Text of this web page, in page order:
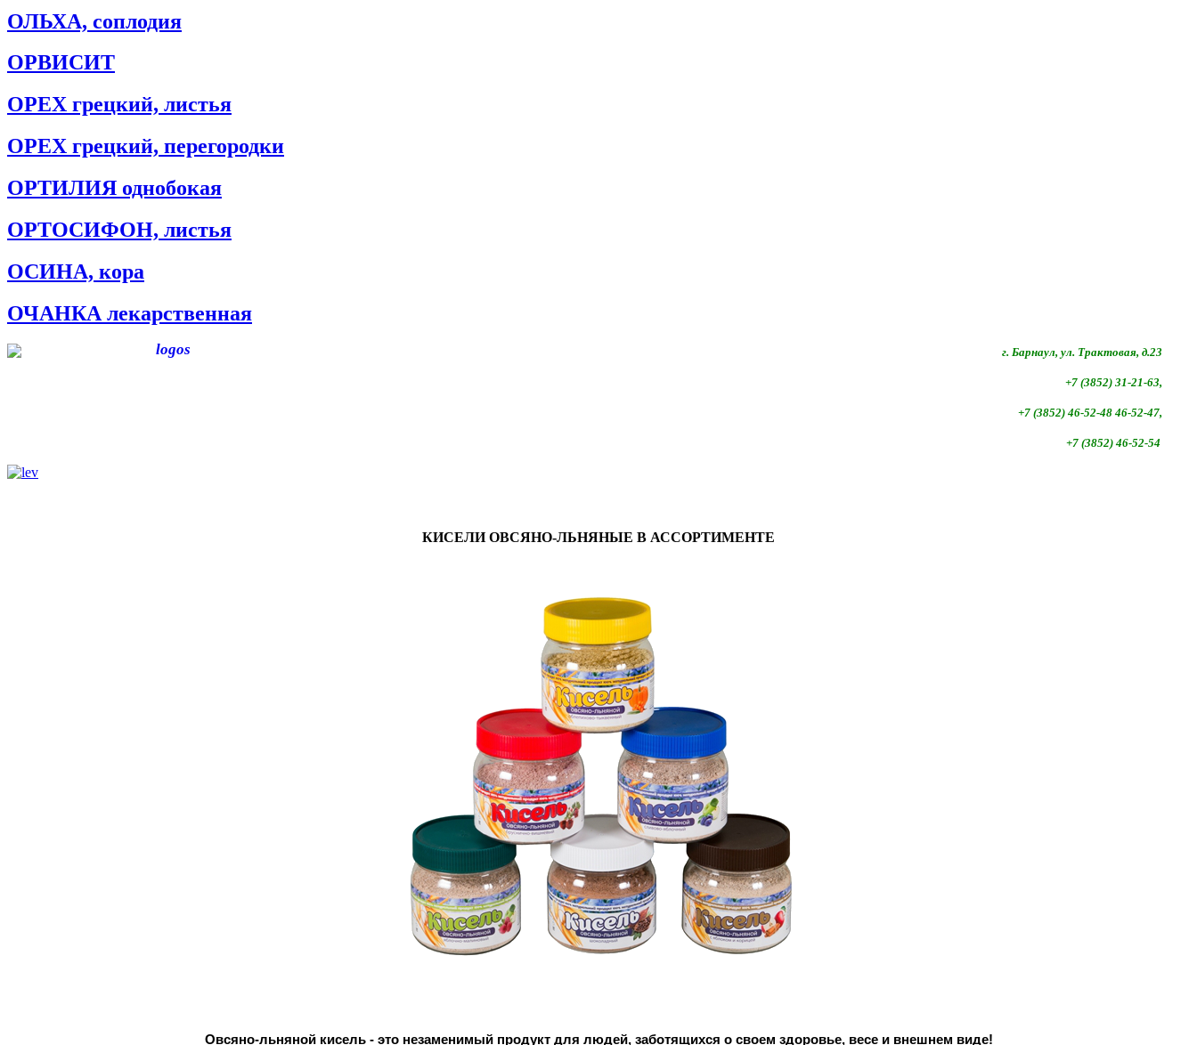
ОЛЬХА, соплодия
ОРВИСИТ
ОРЕХ грецкий, листья
ОРЕХ грецкий, перегородки
ОРТИЛИЯ однобокая
ОРТОСИФОН, листья
ОСИНА, кора
ОЧАНКА лекарственная
г. Барнаул, ул. Трактовая, д.23
+7 (3852) 31-21-63,
+7 (3852) 46-52-48 46-52-47,
+7 (3852) 46-52-54
КИСЕЛИ ОВСЯНО-ЛЬНЯНЫЕ В АССОРТИМЕНТЕ
Овсяно-льняной кисель - это незаменимый продукт для людей, заботящихся о своем здоровье, весе и внешнем виде!